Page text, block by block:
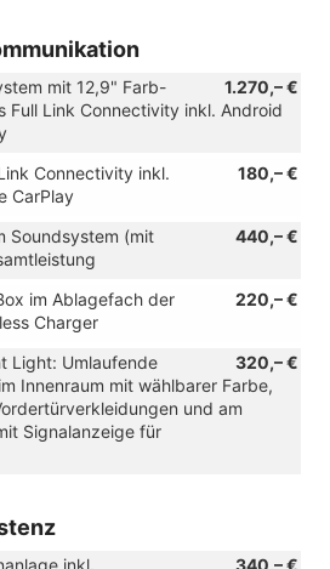
1.270,– €
mit 12,9" Farb-
Full Link Connectivity inkl. Android
180,– €
Connectivity inkl.
CarPlay
440,– €
Soundsystem (mit
220,– €
im Ablagefach der
Charger
320,– €
Light: Umlaufende
Innenraum mit wählbarer Farbe,
und am
Signalanzeige für
340,– €
inkl.